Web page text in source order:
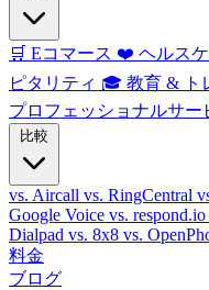
🛒 Eコマース ❤️ ヘルス
ピタリティ 🎓 教育 & ト
プロフェッショナルサー
比較
vs. Aircall vs. RingCentral
Google Voice vs. respond.io
Dialpad vs. 8x8 vs.
料金
ブログ